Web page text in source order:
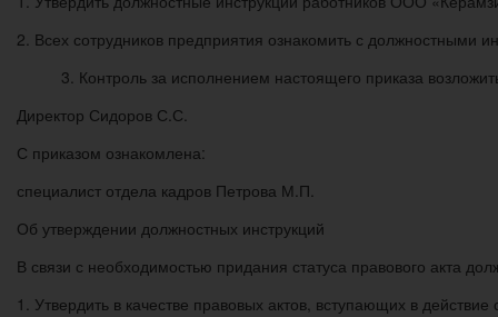
2. Всех сотрудников предприятия ознакомить с должностными
3. Контроль за исполнением настоящего приказа
Директор Сидоров С.С.
С приказом ознакомлена:
специалист отдела кадров Петрова М.П.
Об утверждении должностных инструкций
В связи с необходимостью придания статуса правового акта
1. Утвердить в качестве правовых актов, вступающих в